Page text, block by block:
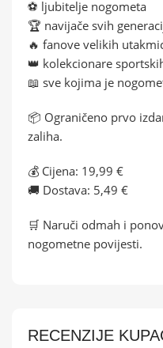
⚽ ljubitelje nogometa
🏆 navijače svih
🔥 fanove velikih
👑 kolekcionare
📖 sve kojima je
📦 Ograničeno prvo
zaliha.
💰 Cijena: 19,99 €
🚚 Dostava: 5,49 €
🛒 Naruči odmah i
nogometne povijesti.
RECENZIJE